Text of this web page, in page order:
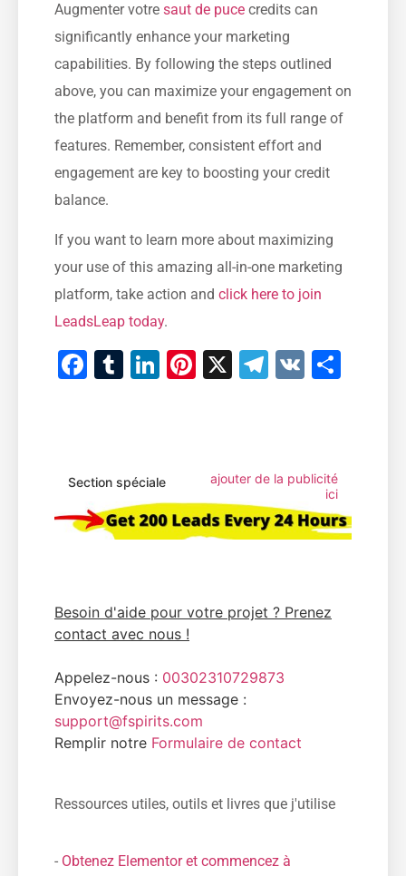
Augmenter votre saut de puce credits can
significantly enhance your marketing
capabilities. By following ‌the steps outlined
above, you ‍can maximize your engagement⁢ on
the platform and benefit from its full range of‍
features. Remember, consistent effort and
‌engagement are key to boosting your credit
⁣balance.
If you want to learn⁤ more⁤ about maximizing
your use of this amazing ‍all-in-one marketing
platform, take action ‌and click here to join
LeadsLeap‍ today.
Facebook
Tumblr
LinkedIn
Pinterest
X Telegram
VK
Section spéciale
ajouter de la publicité
ici
Besoin d'aide pour votre projet ? Prenez
contact avec nous !
Appelez-nous : 00302310729873
Envoyez-nous un message :
support@fspirits.com
Remplir notre Formulaire de contact
Ressources utiles, outils et livres que j'utilise
- Obtenez Elementor et commencez à